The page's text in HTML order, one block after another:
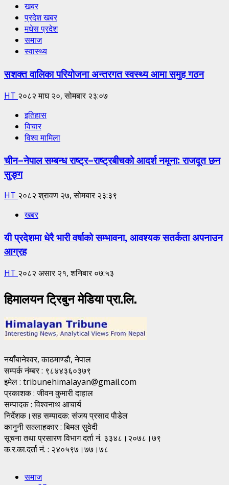
खबर
प्रदेश खबर
मधेस प्रदेश
समाज
स्वास्थ्य
सशक्त वालिका परियोजना अन्तरगत स्वस्थ्य आमा समुह गठन
HT २०८२ माघ २०, सोमबार २३:०७
इतिहास
विचार
विश्व मामिला
चीन–नेपाल सम्बन्ध राष्ट्र–राष्ट्रबीचको आदर्श नमूना: राजदूत छन
सुङ्ग
HT २०८२ श्रावण २७, सोमबार २३:३९
खबर
यी प्रदेशमा धेरै भारी वर्षाको सम्भावना, आवश्यक सतर्कता अपनाउन
आग्रह
HT २०८२ असार २१, शनिबार ०७:५३
हिमालयन ट्रिबुन मेडिया प्रा.लि.
नयाँबानेश्वर, काठमाण्डाै, नेपाल
सम्पर्क नंम्बर : ९८४४३६०३७९
इमेल : tribunehimalayan@gmail.com
प्रकाशक : जीवन कुमारी दाहाल
सम्पादक : विश्वनाथ आचार्य
निर्देशक।सह सम्पादक: संजय प्रसाद पाैडेल
कानुनी सल्लाहकार : बिमल सुवेदी
सूचना तथा प्रसारण विभाग दर्ता नं. ३३४८।२०७८।७९
क.र.का.दर्ता नं. : २४०५९७।७७।७८
समाज